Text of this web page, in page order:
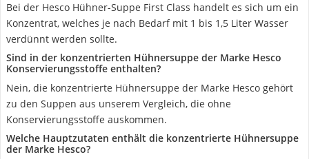
Bei der Hesco Hühner-Suppe First Class handelt es sich um ein
Konzentrat, welches je nach Bedarf mit 1 bis 1,5 Liter Wasser
verdünnt werden sollte.
Sind in der konzentrierten Hühnersuppe der Marke Hesco
Konservierungsstoffe enthalten?
Nein, die konzentrierte Hühnersuppe der Marke Hesco gehört
zu den Suppen aus unserem Vergleich, die ohne
Konservierungsstoffe auskommen.
Welche Hauptzutaten enthält die konzentrierte Hühnersuppe
der Marke Hesco?